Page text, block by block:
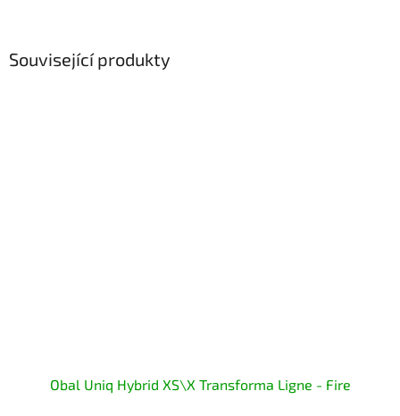
Související produkty
Obal Uniq Hybrid XS\X Transforma Ligne - Fire